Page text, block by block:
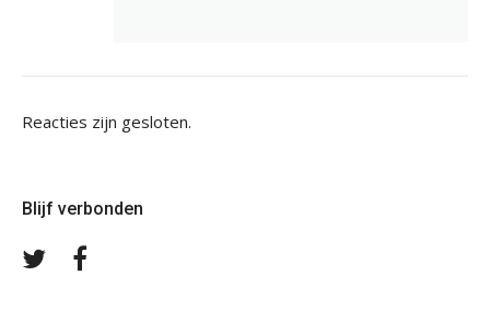
Reacties zijn gesloten.
Blijf verbonden
Volg